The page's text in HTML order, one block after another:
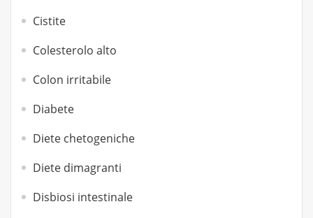
Cistite
Colesterolo alto
Colon irritabile
Diabete
Diete chetogeniche
Diete dimagranti
Disbiosi intestinale